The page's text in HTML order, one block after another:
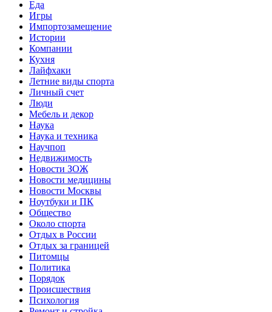
Еда
Игры
Импортозамещение
Истории
Компании
Кухня
Лайфхаки
Летние виды спорта
Личный счет
Люди
Мебель и декор
Наука
Наука и техника
Научпоп
Недвижимость
Новости ЗОЖ
Новости медицины
Новости Москвы
Ноутбуки и ПК
Общество
Около спорта
Отдых в России
Отдых за границей
Питомцы
Политика
Порядок
Происшествия
Психология